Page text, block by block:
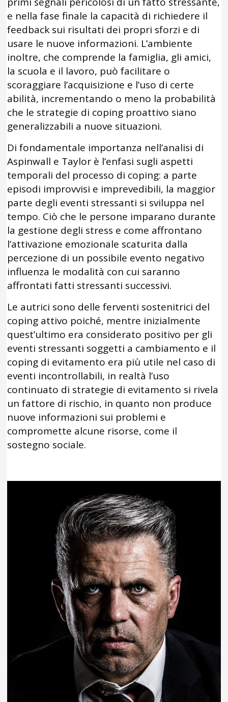
e nella fase finale la capacità di richiedere il
feedback sui risultati dei propri sforzi e di
usare le nuove informazioni. L’ambiente
inoltre, che comprende la famiglia, gli amici,
la scuola e il lavoro, può facilitare o
scoraggiare l’acquisizione e l’uso di certe
abilità, incrementando o meno la probabilità
che le strategie di coping proattivo siano
generalizzabili a nuove situazioni.
Di fondamentale importanza nell’analisi di
Aspinwall e Taylor è l’enfasi sugli aspetti
temporali del processo di coping: a parte
episodi improvvisi e imprevedibili, la maggior
parte degli eventi stressanti si sviluppa nel
tempo. Ciò che le persone imparano durante
la gestione degli stress e come affrontano
l’attivazione emozionale scaturita dalla
percezione di un possibile evento negativo
influenza le modalità con cui saranno
affrontati fatti stressanti successivi.
Le autrici sono delle ferventi sostenitrici del
coping attivo poiché, mentre inizialmente
quest’ultimo era considerato positivo per gli
eventi stressanti soggetti a cambiamento e il
coping di evitamento era più utile nel caso di
eventi incontrollabili, in realtà l’uso
continuato di strategie di evitamento si rivela
un fattore di rischio, in quanto non produce
nuove informazioni sui problemi e
compromette alcune risorse, come il
sostegno sociale.